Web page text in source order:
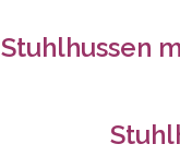
Stuhlhussen